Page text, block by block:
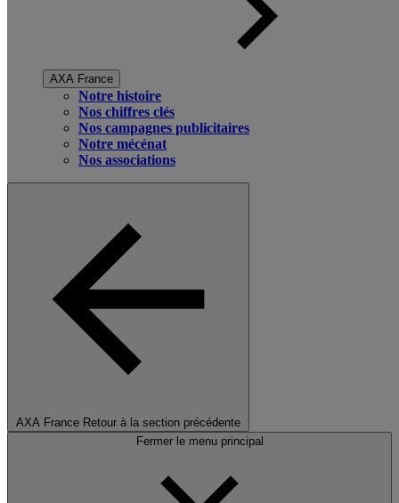
AXA France
Notre histoire
Nos chiffres clés
Nos campagnes publicitaires
Notre mécénat
Nos associations
AXA France Retour à la section précédente
Fermer le menu principal